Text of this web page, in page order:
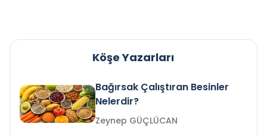
Köşe Yazarları
Bağırsak Çalıştıran Besinler
Nelerdir?
Zeynep GÜÇLÜCAN